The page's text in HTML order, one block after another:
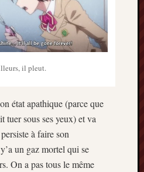
il pleut.
état apathique (parce que
tuer sous ses yeux) et va
à faire son
un gaz mortel qui se
On a pas tous le même